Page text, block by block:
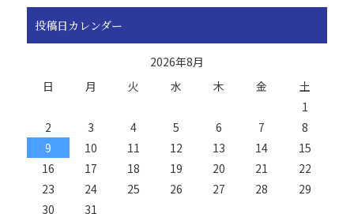
投稿日カレンダー
2026年8月
日
月 火 水 木 金
土
1
2
3 4 5 6 7
8
9
10 11 12 13 14
15
16
17 18 19 20 21
22
23
24 25 26 27 28
29
30
31